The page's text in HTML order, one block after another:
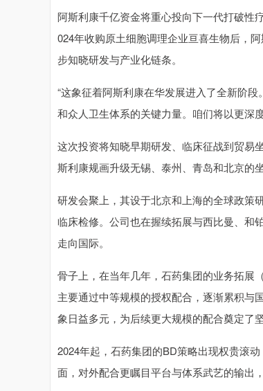
阿斯利康千亿资金将重心投向下一代打破性
024年收购原土细胞调理企业亘喜生物后，
步知晓研发与产业化链条。
“这象征着阿斯利康在华发展进入了全新阶
和众人卫生体系的关键力量。咱们将以更深
这次投资将知晓早期研发、临床征战到贸易
斯利康规画升级无锡、泰州、青岛和北京的
研发会聚上，其设于北京和上海的全球政策
临床检修。公司也在握续拓展与西比曼、和
走向国际。
骨子上，在当年几年，石药集团的业务拓展
主要通过中等规模的授权配合，逐渐累积与
象日益多元，为后续更大规模的配合奠定了坚
2024年起，石药集团的BD策略出现权贵滚
面，对外配合更瞩目平台与体系武艺的输出